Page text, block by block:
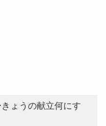
ょうの献立何にす